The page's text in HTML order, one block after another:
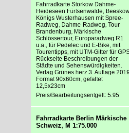
Fahrradkarte Storkow Dahme-
Heideseen Fürtsenwalde,
Königs Wusterhausen mit Spree-
Radweg, Dahme-Radweg, Tour
Brandenburg, Märkische
Schlössertour, Europaradweg R1
u.a., für Pedelec und E-Bike, mit
Tourentipps, mit UTM-Gitter für
Rückseite Beschreibungen der
Städte und Sehenswürdigkeiten.
Verlag Grünes herz 3. Auflage
Format 90x60cm, gefaltet
12,5x23cm
Preis/Bearbeitungsentgelt: 5.95
Fahrradkarte Berlin Märkische
Schweiz, M 1:75.000